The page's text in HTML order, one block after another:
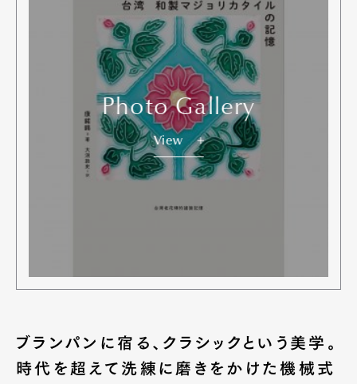
Photo Gallery
View
ブランパンに宿る、クラシックという美学。
時代を超えて洗練に磨きをかけた機械式